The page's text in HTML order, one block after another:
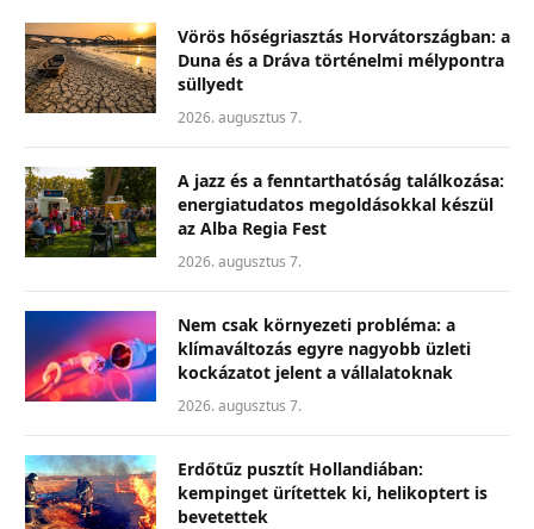
Vörös hőségriasztás Horvátországban: a
Duna és a Dráva történelmi mélypontra
süllyedt
2026. augusztus 7.
A jazz és a fenntarthatóság találkozása:
energiatudatos megoldásokkal készül
az Alba Regia Fest
2026. augusztus 7.
Nem csak környezeti probléma: a
klímaváltozás egyre nagyobb üzleti
kockázatot jelent a vállalatoknak
2026. augusztus 7.
Erdőtűz pusztít Hollandiában:
kempinget ürítettek ki, helikoptert is
bevetettek